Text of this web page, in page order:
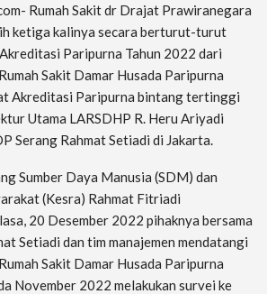
Rumah Sakit dr Drajat Prawiranegara
ketiga kalinya secara berturut-turut
Paripurna Tahun 2022 dari
Sakit Damar Husada Paripurna
Akreditasi Paripurna bintang tertinggi
Utama LARSDHP R. Heru Ariyadi
Serang Rahmat Setiadi di Jakarta.
Sumber Daya Manusia (SDM) dan
(Kesra) Rahmat Fitriadi
20 Desember 2022 pihaknya bersama
Setiadi dan tim manajemen mendatangi
Sakit Damar Husada Paripurna
November 2022 melakukan survei ke